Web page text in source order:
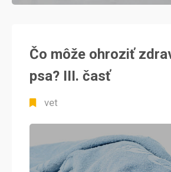
Čo môže ohroziť
psa? III. časť
vet